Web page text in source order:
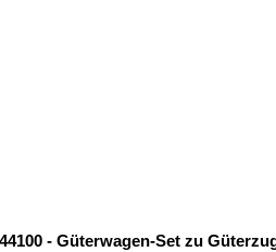
- Güterwagen-Set zu